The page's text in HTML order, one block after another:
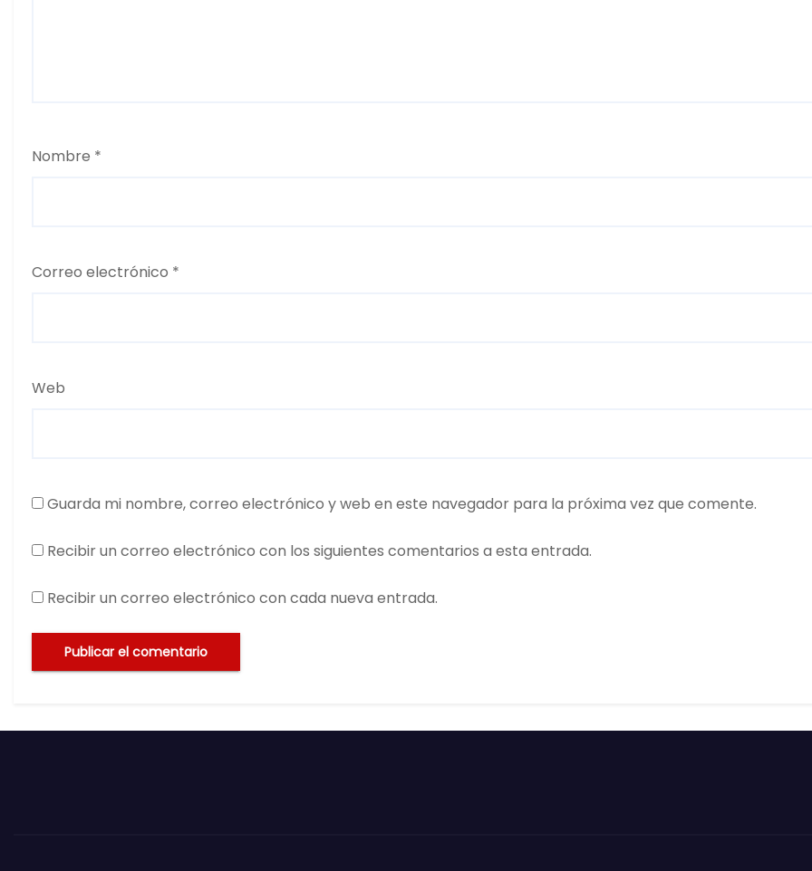
Nombre *
Correo electrónico *
Web
Guarda mi nombre, correo electrónico y web en este navegador para la próxima vez que comente.
Recibir un correo electrónico con los siguientes comentarios a esta entrada.
Recibir un correo electrónico con cada nueva entrada.